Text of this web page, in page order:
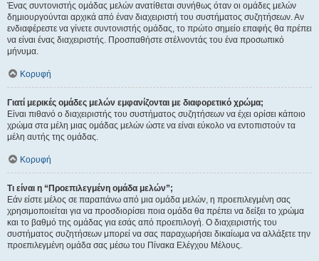
Ένας συντονιστής ομάδας μελών ανατίθεται συνήθως όταν οι ομάδες μελών
δημιουργούνται αρχικά από έναν διαχειριστή του συστήματος συζητήσεων. Αν
ενδιαφέρεστε να γίνετε συντονιστής ομάδας, το πρώτο σημείο επαφής θα πρέπει
να είναι ένας διαχειριστής. Προσπαθήστε στέλνοντάς του ένα προσωπικό
μήνυμα.
Κορυφή
Γιατί μερικές ομάδες μελών εμφανίζονται με διαφορετικό χρώμα;
Είναι πιθανό ο διαχειριστής του συστήματος συζητήσεων να έχει ορίσει κάποιο
χρώμα στα μέλη μιας ομάδας μελών ώστε να είναι εύκολο να εντοπιστούν τα
μέλη αυτής της ομάδας.
Κορυφή
Τι είναι η “Προεπιλεγμένη ομάδα μελών”;
Εάν είστε μέλος σε παραπάνω από μια ομάδα μελών, η προεπιλεγμένη σας
χρησιμοποιείται για να προσδιορίσει ποια ομάδα θα πρέπει να δείξει το χρώμα
και το βαθμό της ομάδας για εσάς από προεπιλογή. Ο διαχειριστής του
συστήματος συζητήσεων μπορεί να σας παραχωρήσει δικαίωμα να αλλάξετε την
προεπιλεγμένη ομάδα σας μέσω του Πίνακα Ελέγχου Μέλους.